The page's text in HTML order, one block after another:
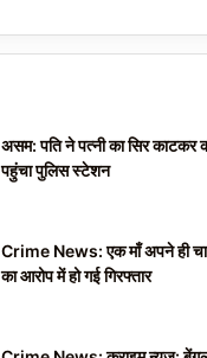
असम: पति ने पत्नी का सिर काटकर
पहुंचा पुलिस स्टेशन
Crime News: एक माँ अपने ही
का आरोप में हो गई गिरफ्तार